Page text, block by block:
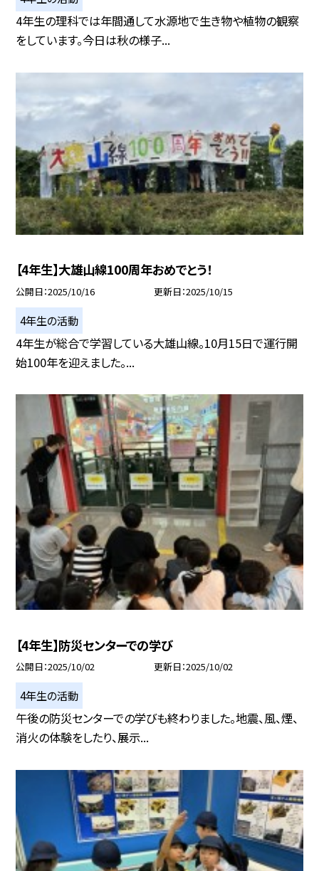
4年生の理科では年間通して水源地で生き物や植物の観察
をしています。今日は秋の様子...
【4年生】大雄山線100周年おめでとう！
公開日 2025/10/16 更新日 2025/10/15
4年生の活動
4年生が総合で学習している大雄山線。10月15日で運行開
始100年を迎えました。...
【4年生】防災センターでの学び
公開日 2025/10/02 更新日 2025/10/02
4年生の活動
午後の防災センターでの学びも終わりました。地震、風、煙、
消火の体験をしたり、展示...